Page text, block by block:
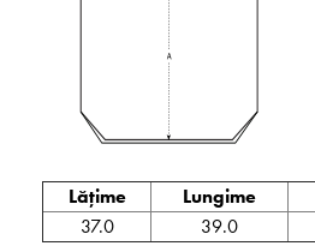
Lățime Lungime
37.0
39.0